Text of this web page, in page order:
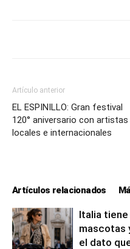
Artículo anterior
EL ESPINILLO: Gran festival
120° aniversario con artistas
locales e internacionales
Artículos relacionados
Italia
mascotas
el dato